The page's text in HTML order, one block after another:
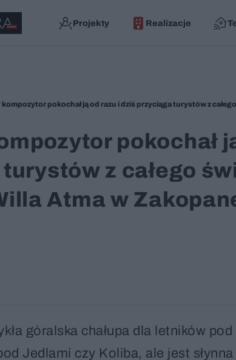
Projekty Realizacje
pokochał ją od razu i dziś przyciąga turystów z
pokochał
z całego
Atma w
góralska chałupa dla letników
Jedlami czy Koliba, ale jest